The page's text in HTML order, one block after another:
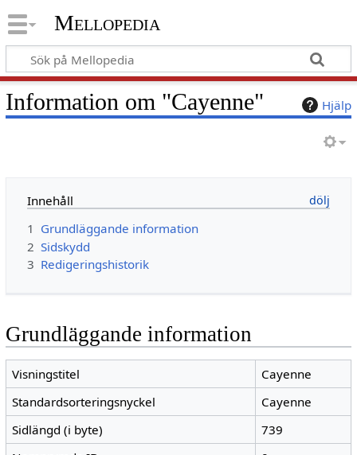
Mellopedia
Hjälp
Information om "Cayenne"
Innehåll
1 Grundläggande information
2 Sidskydd
3 Redigeringshistorik
Grundläggande information
Visningstitel
Cayenne
Standardsorteringsnyckel
Cayenne
Sidlängd (i byte)
739